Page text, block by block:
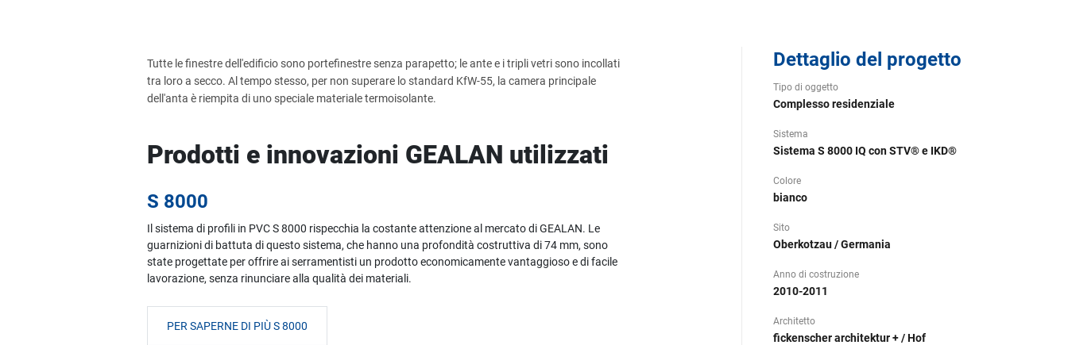
Dettaglio del progetto
Tipo di oggetto
Complesso residenziale
Sistema
Sistema S 8000 IQ con STV® e IKD®
Colore
bianco
Sito
Oberkotzau / Germania
Anno di costruzione
2010-2011
Architetto
fickenscher architektur + / Hof
Tutte le finestre dell'edificio sono portefinestre senza parapetto; le ante e i tripli vetri sono incollati
tra loro a secco. Al tempo stesso, per non superare lo standard KfW-55, la camera principale
dell'anta è riempita di uno speciale materiale termoisolante.
Prodotti e innovazioni GEALAN utilizzati
S 8000
Il sistema di profili in PVC S 8000 rispecchia la costante attenzione al mercato di GEALAN. Le
guarnizioni di battuta di questo sistema, che hanno una profondità costruttiva di 74 mm, sono
state progettate per offrire ai serramentisti un prodotto economicamente vantaggioso e di facile
lavorazione, senza rinunciare alla qualità dei materiali.
PER SAPERNE DI PIÙ S 8000